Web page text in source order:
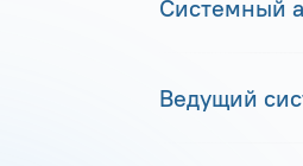
Системный
Ведущий